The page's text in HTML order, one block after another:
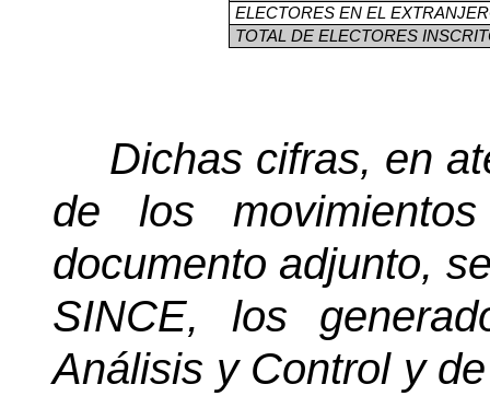
ELECTORES EN EL
TOTAL DE ELECTORES
Dichas cifras, en
de los
documento adjunto,
SINCE, los
Análisis y Control y